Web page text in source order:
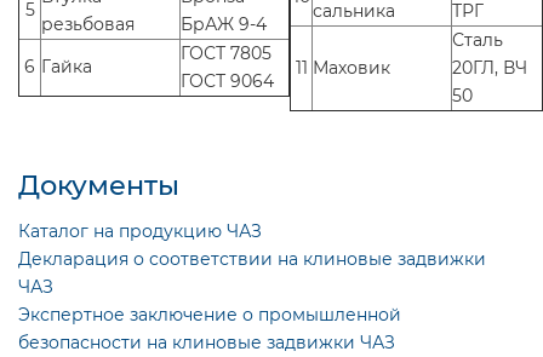
5
резьбовая
БрАЖ 9-4
6 Гайка
ГОСТ 7805
ГОСТ 9064
сальника
ТРГ
11 Маховик
Сталь
20ГЛ, ВЧ
50
Документы
Каталог на продукцию ЧАЗ
Декларация о соответствии на клиновые задвижки
ЧАЗ
Экспертное заключение о промышленной
безопасности на клиновые задвижки ЧАЗ